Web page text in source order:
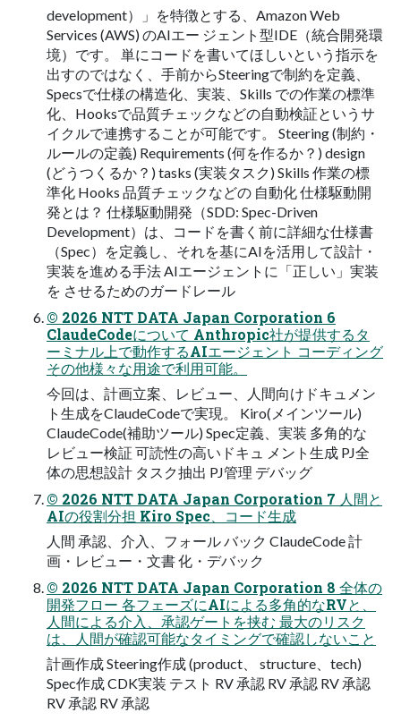
development）」を特徴とする、Amazon Web
Services (AWS) のAIエー ジェント型IDE（統合開発環
境）です。 単にコードを書いてほしいという指示を
出すのではなく、手前からSteeringで制約を定義、
Specsで仕様の構造化、実装、Skills での作業の標準
化、Hooksで品質チェックなどの自動検証というサ
イクルで連携することが可能です。 Steering (制約・
ルールの定義) Requirements (何を作るか？) design
(どうつくるか？) tasks (実装タスク) Skills 作業の標
準化 Hooks 品質チェックなどの 自動化 仕様駆動開
発とは？ 仕様駆動開発（SDD: Spec-Driven
Development）は、コードを書く前に詳細な仕様書
（Spec）を定義し、それを基にAIを活用して設計・
実装を進める手法 AIエージェントに「正しい」実装
を させるためのガードレール
© 2026 NTT DATA Japan Corporation 6
ClaudeCodeについて Anthropic社が提供するタ
ーミナル上で動作するAIエージェント コーディング
その他様々な用途で利用可能。
今回は、計画立案、レビュー、人間向けドキュメン
ト生成をClaudeCodeで実現。 Kiro(メインツール)
ClaudeCode(補助ツール) Spec定義、実装 多角的な
レビュー検証 可読性の高いドキュ メント生成 PJ全
体の思想設計 タスク抽出 PJ管理 デバッグ
© 2026 NTT DATA Japan Corporation 7 人間と
AIの役割分担 Kiro Spec、コード生成
人間 承認、介入、フォール バック ClaudeCode 計
画・レビュー・文書 化・デバック
© 2026 NTT DATA Japan Corporation 8 全体の
開発フロー 各フェーズにAIによる多角的なRVと、
人間による介入、承認ゲートを挟む 最大のリスク
は、人間が確認可能なタイミングで確認しないこと
計画作成 Steering作成 (product、 structure、tech)
Spec作成 CDK実装 テスト RV 承認 RV 承認 RV 承認
RV 承認 RV 承認